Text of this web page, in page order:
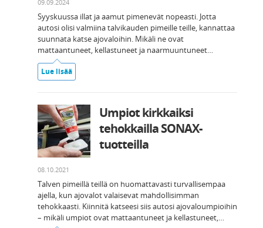
09.09.2024
Syyskuussa illat ja aamut pimenevät nopeasti. Jotta
autosi olisi valmiina talvikauden pimeille teille, kannattaa
suunnata katse ajovaloihin. Mikäli ne ovat
mattaantuneet, kellastuneet ja naarmuuntuneet…
Lue lisää
Umpiot kirkkaiksi
tehokkailla SONAX-
tuotteilla
08.10.2021
Talven pimeillä teillä on huomattavasti turvallisempaa
ajella, kun ajovalot valaisevat mahdollisimman
tehokkaasti. Kiinnitä katseesi siis autosi ajovaloumpioihin
– mikäli umpiot ovat mattaantuneet ja kellastuneet,…